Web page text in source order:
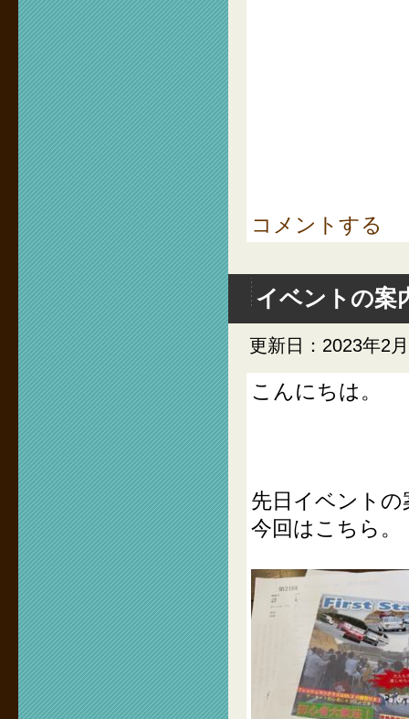
コメントする
イベントの案
更新日：2023年2
こんにちは。
先日イベント
今回はこちら。